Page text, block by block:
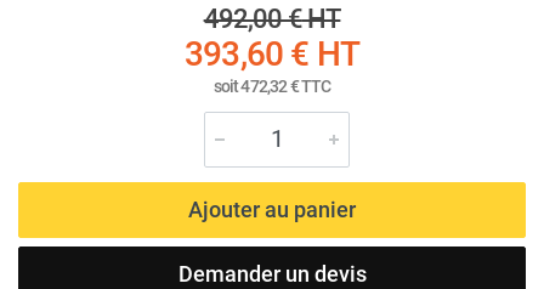
492,00 €HT
393,60 € HT
soit472,32 €TTC
Ajouter au panier
Demander un devis